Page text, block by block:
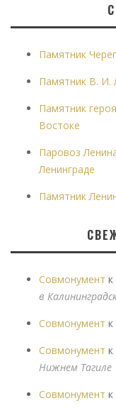
Памятник
Памятник В. И.
Памятник
Востоке
Паровоз
Ленинграде
Памятник
Совмонумент к
в
Совмонумент к
Совмонумент к
Нижнем Тагиле
Совмонумент к